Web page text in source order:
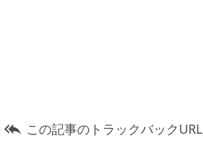
 この記事のトラックバックURL